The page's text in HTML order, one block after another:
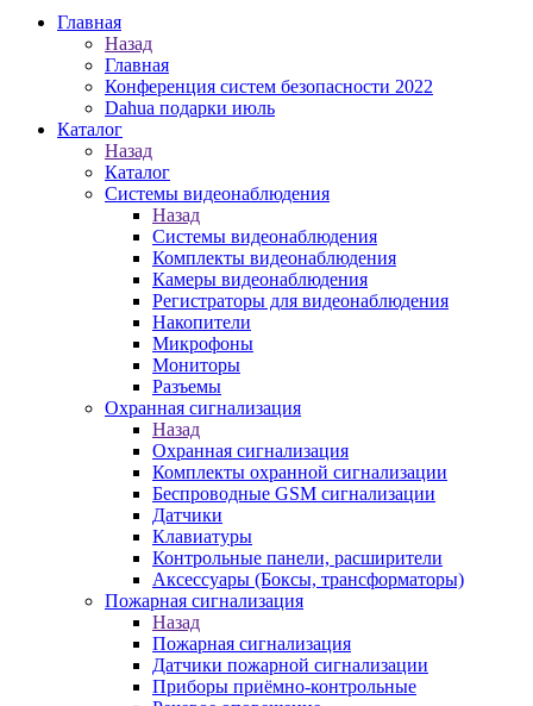
Главная
Назад
Главная
Конференция систем безопасности 2022
Dahua подарки июль
Каталог
Назад
Каталог
Системы видеонаблюдения
Назад
Системы видеонаблюдения
Комплекты видеонаблюдения
Камеры видеонаблюдения
Регистраторы для видеонаблюдения
Накопители
Микрофоны
Мониторы
Разъемы
Охранная сигнализация
Назад
Охранная сигнализация
Комплекты охранной сигнализации
Беспроводные GSM сигнализации
Датчики
Клавиатуры
Контрольные панели, расширители
Аксессуары (Боксы, трансформаторы)
Пожарная сигнализация
Назад
Пожарная сигнализация
Датчики пожарной сигнализации
Приборы приёмно-контрольные